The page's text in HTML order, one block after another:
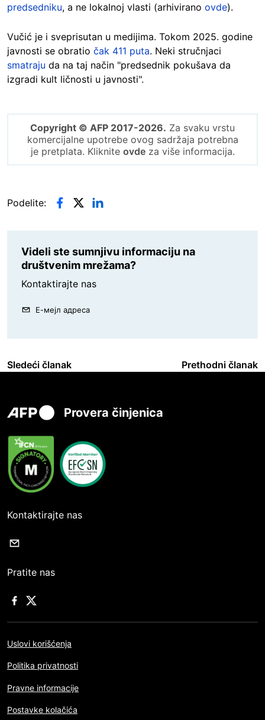
predsedniku, a ne lokalnoj vlasti (arhivirano ovde).
Vučić je i sveprisutan u medijima. Tokom 2025. godine
javnosti se obratio čak 411 puta. Neki stručnjaci
smatraju da na taj način "predsednik pokušava da
izgradi kult ličnosti u javnosti".
Copyright © AFP 2017-2026. Za svaku vrstu
komercijalne upotrebe ovog sadržaja potrebna
je pretplata. Kliknite ovdeza više informacija.
Podelite:
Videli ste sumnjivu informaciju na
društvenim mrežama?
Kontaktirajte nas
Е-мејл адреса
Sledeći članak Prethodni članak
Provera činjenica
Kontaktirajte nas
Pratite nas
Uslovi korišćenja
Politika privatnosti
Pravne informacije
Postavke kolačića